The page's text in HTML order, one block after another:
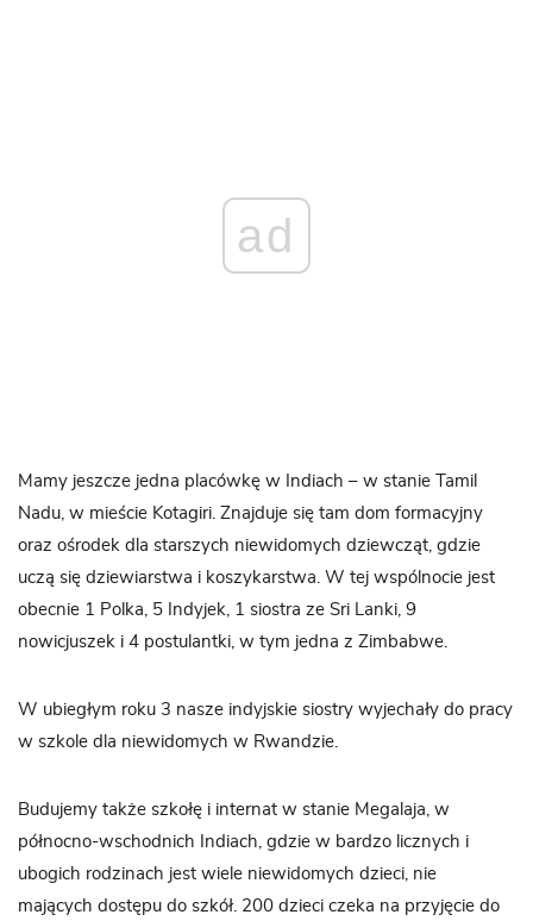
ad
Mamy jeszcze jedna placówkę w Indiach – w stanie Tamil
Nadu, w mieście Kotagiri. Znajduje się tam dom formacyjny
oraz ośrodek dla starszych niewidomych dziewcząt, gdzie
uczą się dziewiarstwa i koszykarstwa. W tej wspólnocie jest
obecnie 1 Polka, 5 Indyjek, 1 siostra ze Sri Lanki, 9
nowicjuszek i 4 postulantki, w tym jedna z Zimbabwe.
W ubiegłym roku 3 nasze indyjskie siostry wyjechały do pracy
w szkole dla niewidomych w Rwandzie.
Budujemy także szkołę i internat w stanie Megalaja, w
północno-wschodnich Indiach, gdzie w bardzo licznych i
ubogich rodzinach jest wiele niewidomych dzieci, nie
mających dostępu do szkół. 200 dzieci czeka na przyjęcie do